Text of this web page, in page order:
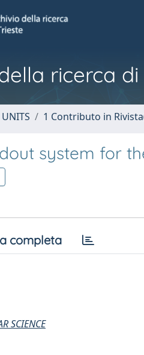
ricerca di
1 Contributo in
system for
completa
SCIENCE